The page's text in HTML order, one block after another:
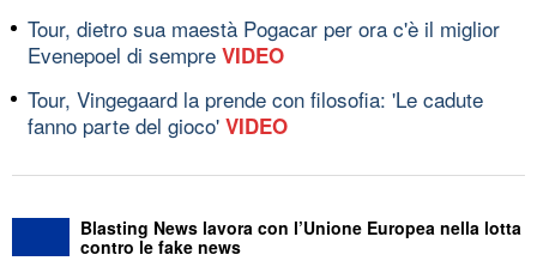
Tour, dietro sua maestà Pogacar per ora c'è il miglior
Evenepoel di sempre VIDEO
Tour, Vingegaard la prende con filosofia: 'Le cadute
fanno parte del gioco' VIDEO
Blasting News lavora con l’Unione Europea nella lotta
contro le fake news